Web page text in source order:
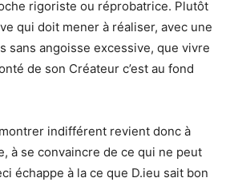
rigoriste ou réprobatrice. Plutôt
qui doit mener à réaliser, avec une
sans angoisse excessive, que vivre
de son Créateur c’est au fond
indifférent revient donc à
à se convaincre de ce qui ne peut
échappe à la ce que D.ieu sait bon